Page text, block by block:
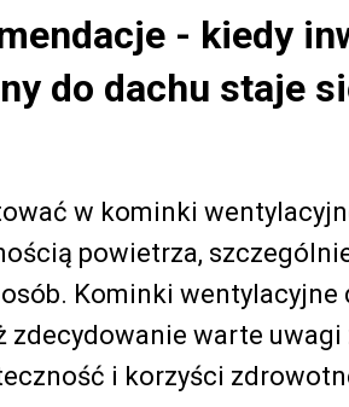
- kiedy
do dachu staje
w kominki
powietrza,
Kominki wentylacyjne
warte uwagi
i korzyści